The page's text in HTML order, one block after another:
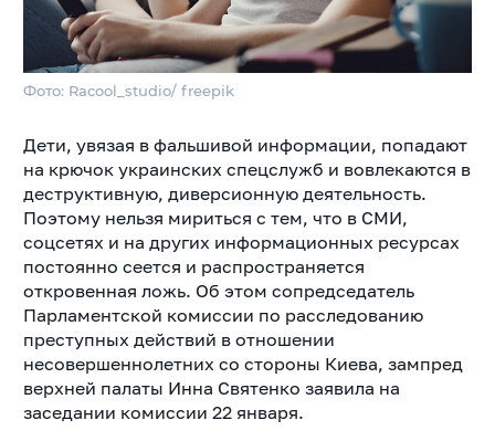
Фото: Racool_studio/ freepik
Дети, увязая в фальшивой информации, попадают
на крючок украинских спецслужб и вовлекаются в
деструктивную, диверсионную деятельность.
Поэтому нельзя мириться с тем, что в СМИ,
соцсетях и на других информационных ресурсах
постоянно сеется и распространяется
откровенная ложь. Об этом сопредседатель
Парламентской комиссии по расследованию
преступных действий в отношении
несовершеннолетних со стороны Киева, зампред
верхней палаты Инна Святенко заявила на
заседании комиссии 22 января.